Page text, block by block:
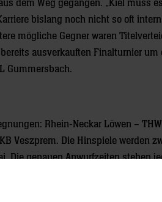
dem Weg gegangen. „Kiel muss
bislang noch nicht so oft
mögliche Gegner waren
ausverkauften Finalturnier
Gummersbach.
Rhein-Neckar Löwen –
Veszprem. Die Hinspiele werden
Die genauen Anwurfzeiten stehen